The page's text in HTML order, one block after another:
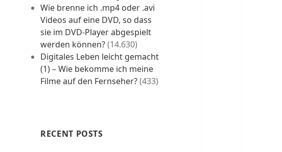
Wie brenne ich .mp4 oder .avi
Videos auf eine DVD, so dass
sie im DVD-Player abgespielt
werden können?(14.630)
Digitales Leben leicht gemacht
(1) – Wie bekomme ich meine
Filme auf den Fernseher?(433)
RECENT POSTS